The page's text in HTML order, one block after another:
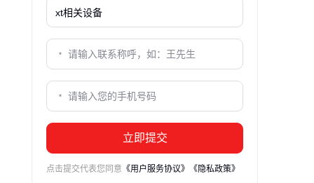
立即提交
点击提交代表您同意 《用户服务协议》 《隐私政策》